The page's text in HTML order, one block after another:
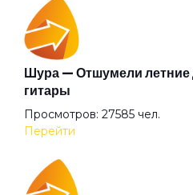
Барышня
Беги (2008)
Беги
Бежали прочь
Шура — Отшумели летние
гитары
Просмотров: 27585 чел.
Перейти